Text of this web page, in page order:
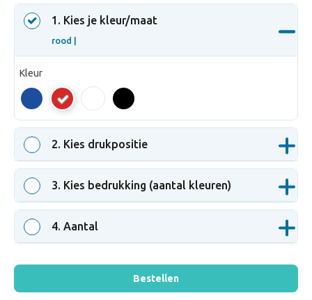
1 . Kies je kleur/maat
rood |
Kleur
rood
2. Kies drukpositie
3. Kies bedrukking (aantal kleuren)
4. Aantal
Bestellen